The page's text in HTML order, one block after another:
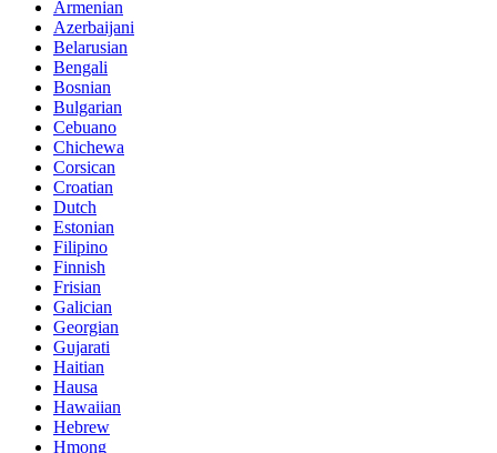
Armenian
Azerbaijani
Belarusian
Bengali
Bosnian
Bulgarian
Cebuano
Chichewa
Corsican
Croatian
Dutch
Estonian
Filipino
Finnish
Frisian
Galician
Georgian
Gujarati
Haitian
Hausa
Hawaiian
Hebrew
Hmong